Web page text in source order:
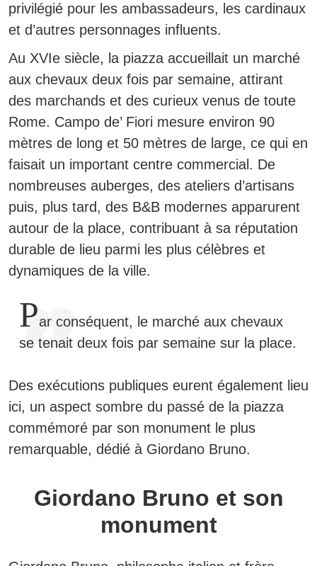
privilégié pour les ambassadeurs, les cardinaux
et d’autres personnages influents.
Au XVIe siècle, la piazza accueillait un marché
aux chevaux deux fois par semaine, attirant
des marchands et des curieux venus de toute
Rome. Campo de’ Fiori mesure environ 90
mètres de long et 50 mètres de large, ce qui en
faisait un important centre commercial. De
nombreuses auberges, des ateliers d’artisans
puis, plus tard, des B&B modernes apparurent
autour de la place, contribuant à sa réputation
durable de lieu parmi les plus célèbres et
dynamiques de la ville.
Par conséquent, le marché aux chevaux
se tenait deux fois par semaine sur la place.
Des exécutions publiques eurent également lieu
ici, un aspect sombre du passé de la piazza
commémoré par son monument le plus
remarquable, dédié à Giordano Bruno.
Giordano Bruno et son
monument